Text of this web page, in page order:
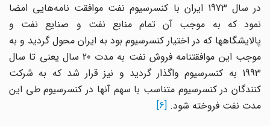
در سال 1973 ایران با کنسرسیوم نفت موافقت نامه‌هایی امضا
نمود که به موجب آن تمام منابع نفت و صنایع نفت و
پالایشگاهها که در اختیار کنسرسیوم بود به ایران محول گردید و به
موجب این موافقتنامه فروش نفت به مدت 20 سال یعنی تا سال
1993 به کنسرسیوم واگذار گردید و نیز قرار شد که به شرکت
کنندگان در کنسرسیوم متناسب با سهم آنها در کنسرسیوم طی این
مدت نفت فروخته شود.[6]